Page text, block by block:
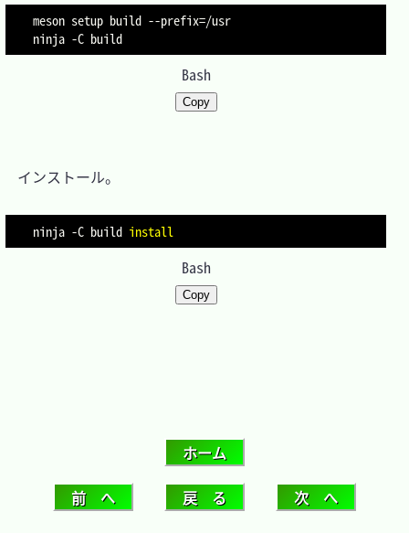
meson setup build --prefix=/usr
ninja -C
Bash
Copy
インストール。
ninja -C build install
Bash
Copy